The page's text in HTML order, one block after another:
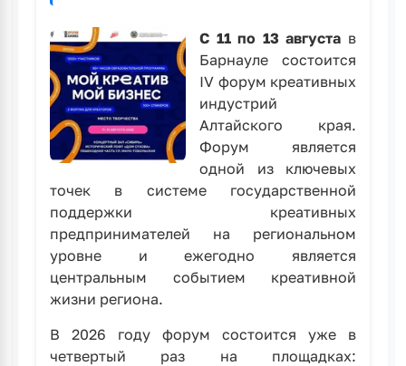
С 11 по 13 августа в
Барнауле состоится
IV форум креативных
индустрий
Алтайского края.
Форум является
одной из ключевых
точек в системе государственной
поддержки креативных
предпринимателей на региональном
уровне и ежегодно является
центральным событием креативной
жизни региона.
В 2026 году форум состоится уже в
четвертый раз на площадках: